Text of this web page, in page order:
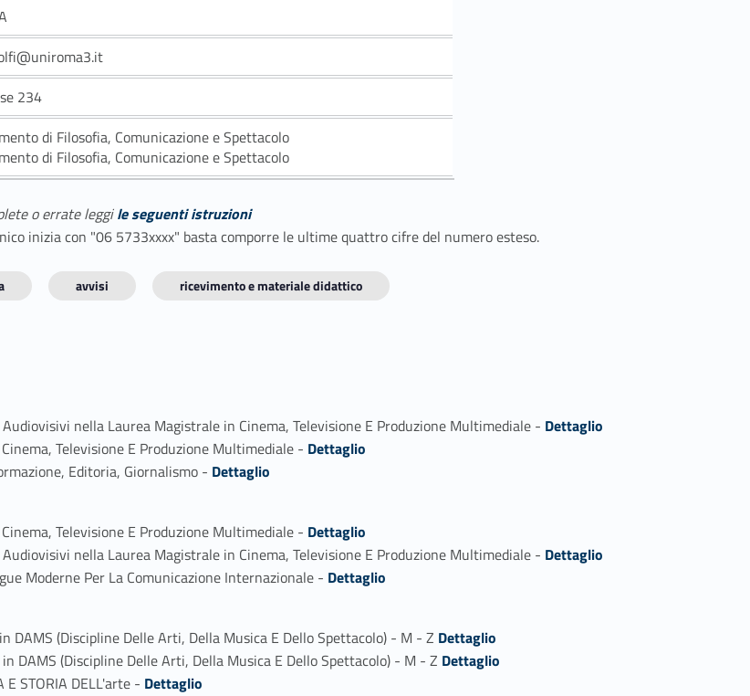
234
di Filosofia, Comunicazione e Spettacolo
di Filosofia, Comunicazione e Spettacolo
o errate leggile seguenti istruzioni
inizia con "06 5733xxxx" basta comporre le ultime quattro cifre del numero esteso.
avvisi ricevimento e materiale didattico
nella Laurea Magistrale in Cinema, Televisione E Produzione Multimediale - Link identifier #identifier_person_191036-1
Dettaglio
Televisione E Produzione Multimediale - Link identifier #identifier_person_43858-2
Dettaglio
Editoria, Giornalismo - Link identifier #identifier_person_199401-3
Dettaglio
Televisione E Produzione Multimediale - Link identifier #identifier_person_77931-1
Dettaglio
nella Laurea Magistrale in Cinema, Televisione E Produzione Multimediale - Link identifier #identifier_person_42346-2
Dettaglio
Moderne Per La Comunicazione Internazionale - Link identifier #identifier_person_86088-3
Dettaglio
(Discipline Delle Arti, Della Musica E Dello Spettacolo) - M - Z Link identifier #identifier_person_77737-1
Dettaglio
DAMS (Discipline Delle Arti, Della Musica E Dello Spettacolo) - M - Z Link identifier #identifier_person_120117-2
Dettaglio
STORIA DELL'arte - Link identifier #identifier_person_158348-3
Dettaglio